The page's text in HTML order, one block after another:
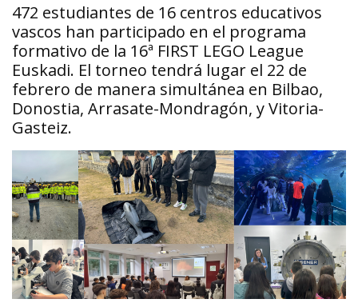
472 estudiantes de 16 centros educativos
vascos han participado en el programa
formativo de la 16ª FIRST LEGO League
Euskadi. El torneo tendrá lugar el 22 de
febrero de manera simultánea en Bilbao,
Donostia, Arrasate-Mondragón, y Vitoria-
Gasteiz.